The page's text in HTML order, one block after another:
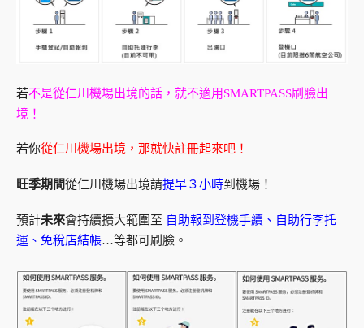
若不是從仁川機場出境的話，就不適用SMARTPASS刷臉出
境！
若你從仁川機場出境，那就快註冊起來吧！
旺季期間從仁川機場出境請提早３小時到機場！
預計未來會持續擴大範圍至 自助報到登機手續、自助行李托
運、免稅店結帳…等都可刷臉。